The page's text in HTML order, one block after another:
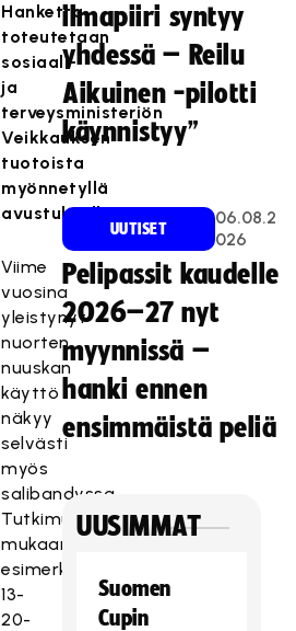
Hanketta
toteutetaan
sosiaali-
ja
terveysministeriön
Veikkauksen
tuotoista
myönnetyllä
avustuksella.
Viime
vuosina
yleistynyt
nuorten
nuuskan
käyttö
näkyy
selvästi
myös
salibandyssa.
Tutkimusten
mukaan
esimerkiksi
13-
20-
ilmapiiri syntyy
yhdessä – Reilu
Aikuinen -pilotti
käynnistyy”
UUTISET
06.08.2
026
Pelipassit kaudelle
2026–27 nyt
myynnissä –
hanki ennen
ensimmäistä peliä
UUSIMMAT
Suomen
Cupin